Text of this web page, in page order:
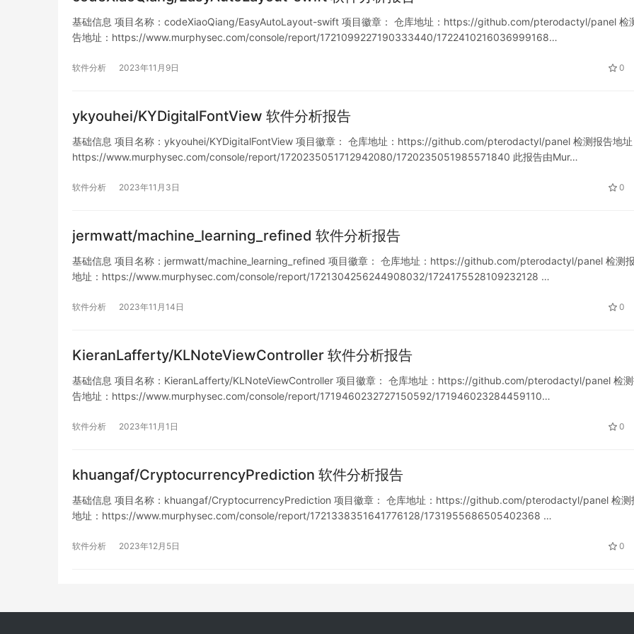
基础信息 项目名称：codeXiaoQiang/EasyAutoLayout-swift 项目徽章： 仓库地址：https://github.com/pterodactyl/panel 检
告地址：https://www.murphysec.com/console/report/1721099227190333440/1722410216036999168…
软件分析 2023年11月9日 0
ykyouhei/KYDigitalFontView 软件分析报告
基础信息 项目名称：ykyouhei/KYDigitalFontView 项目徽章： 仓库地址：https://github.com/pterodactyl/panel 检测报告地址
https://www.murphysec.com/console/report/1720235051712942080/1720235051985571840 此报告由Mur…
软件分析 2023年11月3日 0
jermwatt/machine_learning_refined 软件分析报告
基础信息 项目名称：jermwatt/machine_learning_refined 项目徽章： 仓库地址：https://github.com/pterodactyl/panel 检测
地址：https://www.murphysec.com/console/report/1721304256244908032/1724175528109232128 …
软件分析 2023年11月14日 0
KieranLafferty/KLNoteViewController 软件分析报告
基础信息 项目名称：KieranLafferty/KLNoteViewController 项目徽章： 仓库地址：https://github.com/pterodactyl/panel 检
告地址：https://www.murphysec.com/console/report/1719460232727150592/171946023284459110…
软件分析 2023年11月1日 0
khuangaf/CryptocurrencyPrediction 软件分析报告
基础信息 项目名称：khuangaf/CryptocurrencyPrediction 项目徽章： 仓库地址：https://github.com/pterodactyl/panel 检测
地址：https://www.murphysec.com/console/report/1721338351641776128/1731955686505402368 …
软件分析 2023年12月5日 0